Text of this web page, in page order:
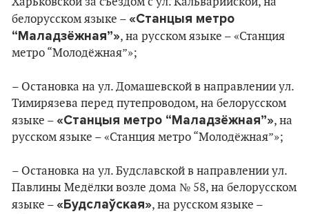
белорусском языке – «Станцыя метро
“Маладзёжная”», на русском языке – «Станция
метро “Молодёжная”»;
– Остановка на ул. Домашевской в направлении ул.
Тимирязева перед путепроводом, на белорусском
языке – «Станцыя метро “Маладзёжная”», на
русском языке – «Станция метро “Молодёжная”»;
– Остановка на ул. Будславской в направлении ул.
Павлины Медёлки возле дома № 58, на белорусском
языке – «Будслаўская», на русском языке –